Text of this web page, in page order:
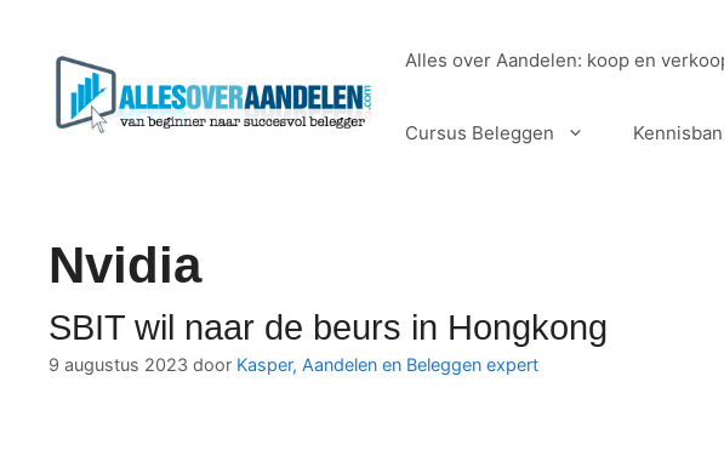
Alles over Aandelen: koop en
Cursus Beleggen
Nvidia
SBIT wil naar de beurs in Hongkong
9 augustus 2023 door Kasper, Aandelen en Beleggen expert